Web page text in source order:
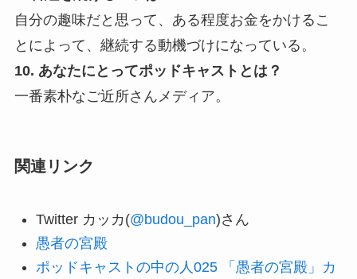
自分の趣味だと思って、ある程度お金をかけるこ
とによって、継続する動機づけになっている。
10. あなたにとってポッドキャストとは？
一番素朴なご近所さんメディア。
関連リンク
Twitter カッカ(@budou_pan)さん
愚者の宮殿
ポッドキャストの中の人025 「愚者の宮殿」カ